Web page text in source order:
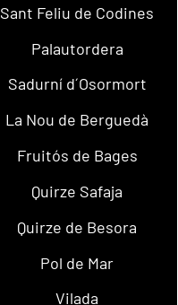
Sant Feliu de Codines
Palautordera
Sadurní d´Osormort
La Nou de Berguedà
Fruitós de Bages
Quirze Safaja
Quirze de Besora
Pol de Mar
Vilada